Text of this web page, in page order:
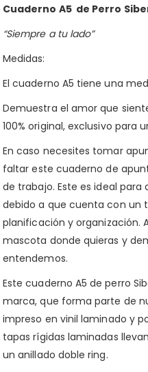
Cuaderno A5 de Perro
“Siempre a tu lado”
Medidas:
El cuaderno A5 tiene una
Demuestra el amor que
100% original, exclusivo para
En caso necesites tomar
faltar este cuaderno de
de trabajo. Este es ideal
debido a que cuenta con un
planificación y organización.
mascota donde quieras y
entendemos.
Este cuaderno A5 de perro
marca, que forma parte de
impreso en vinil laminado y
tapas rígidas laminadas
un anillado doble ring.